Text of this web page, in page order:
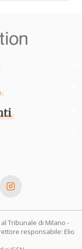
Tribunale di Milano -
responsabile: Elio